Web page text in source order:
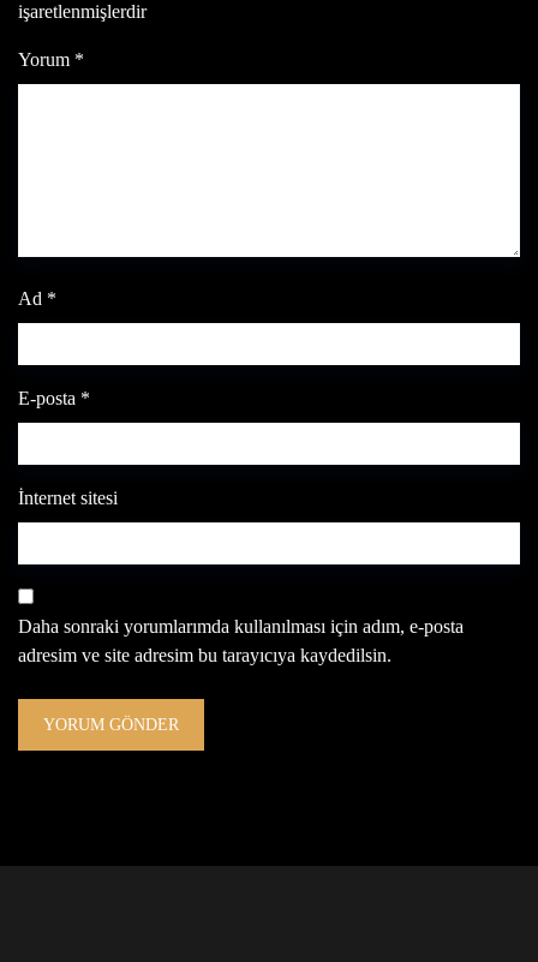
işaretlenmişlerdir
Yorum *
Ad *
E-posta *
İnternet sitesi
Daha sonraki yorumlarımda kullanılması için adım, e-posta
adresim ve site adresim bu tarayıcıya kaydedilsin.